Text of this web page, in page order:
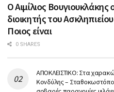
Ο Αιμίλιος Βουγιουκλάκης
διοικητής του
Ποιος είναι
0 SHARES
ΑΠΟΚΛΕΙΣΤΙΚΟ: Στα
Κονδύλης –